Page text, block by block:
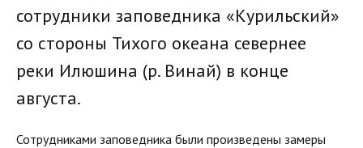
сотрудники заповедника «Курильский»
со стороны Тихого океана севернее
реки Илюшина (р. Винай) в конце
августа.
Сотрудниками заповедника были произведены замеры